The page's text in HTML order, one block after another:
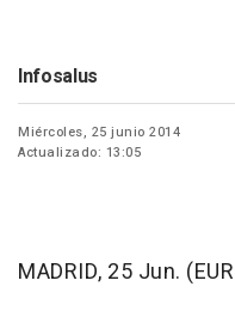
Infosalus
Miércoles, 25 junio 2014
Actualizado: 13:05
MADRID, 25 Jun.